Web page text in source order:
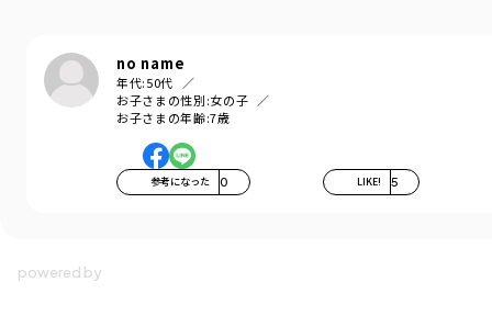
no name
年代:50代
お子さまの性別:女の子
お子さまの年齢:7歳
参考になった 0 LIKE! 5